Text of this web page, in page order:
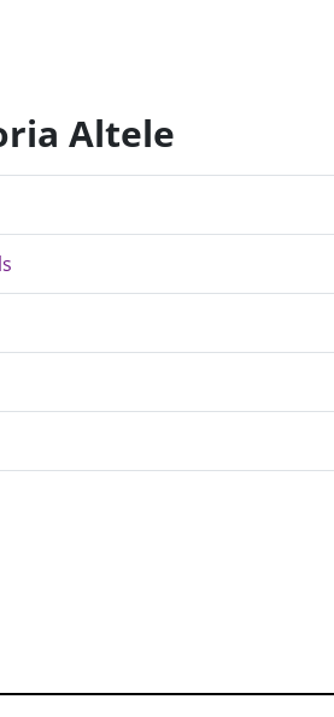
Altele